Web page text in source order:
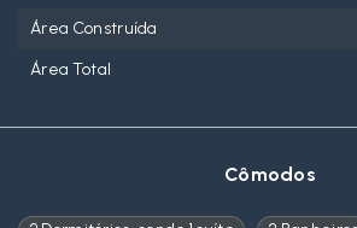
Cômodos
Área Construída
Área Total